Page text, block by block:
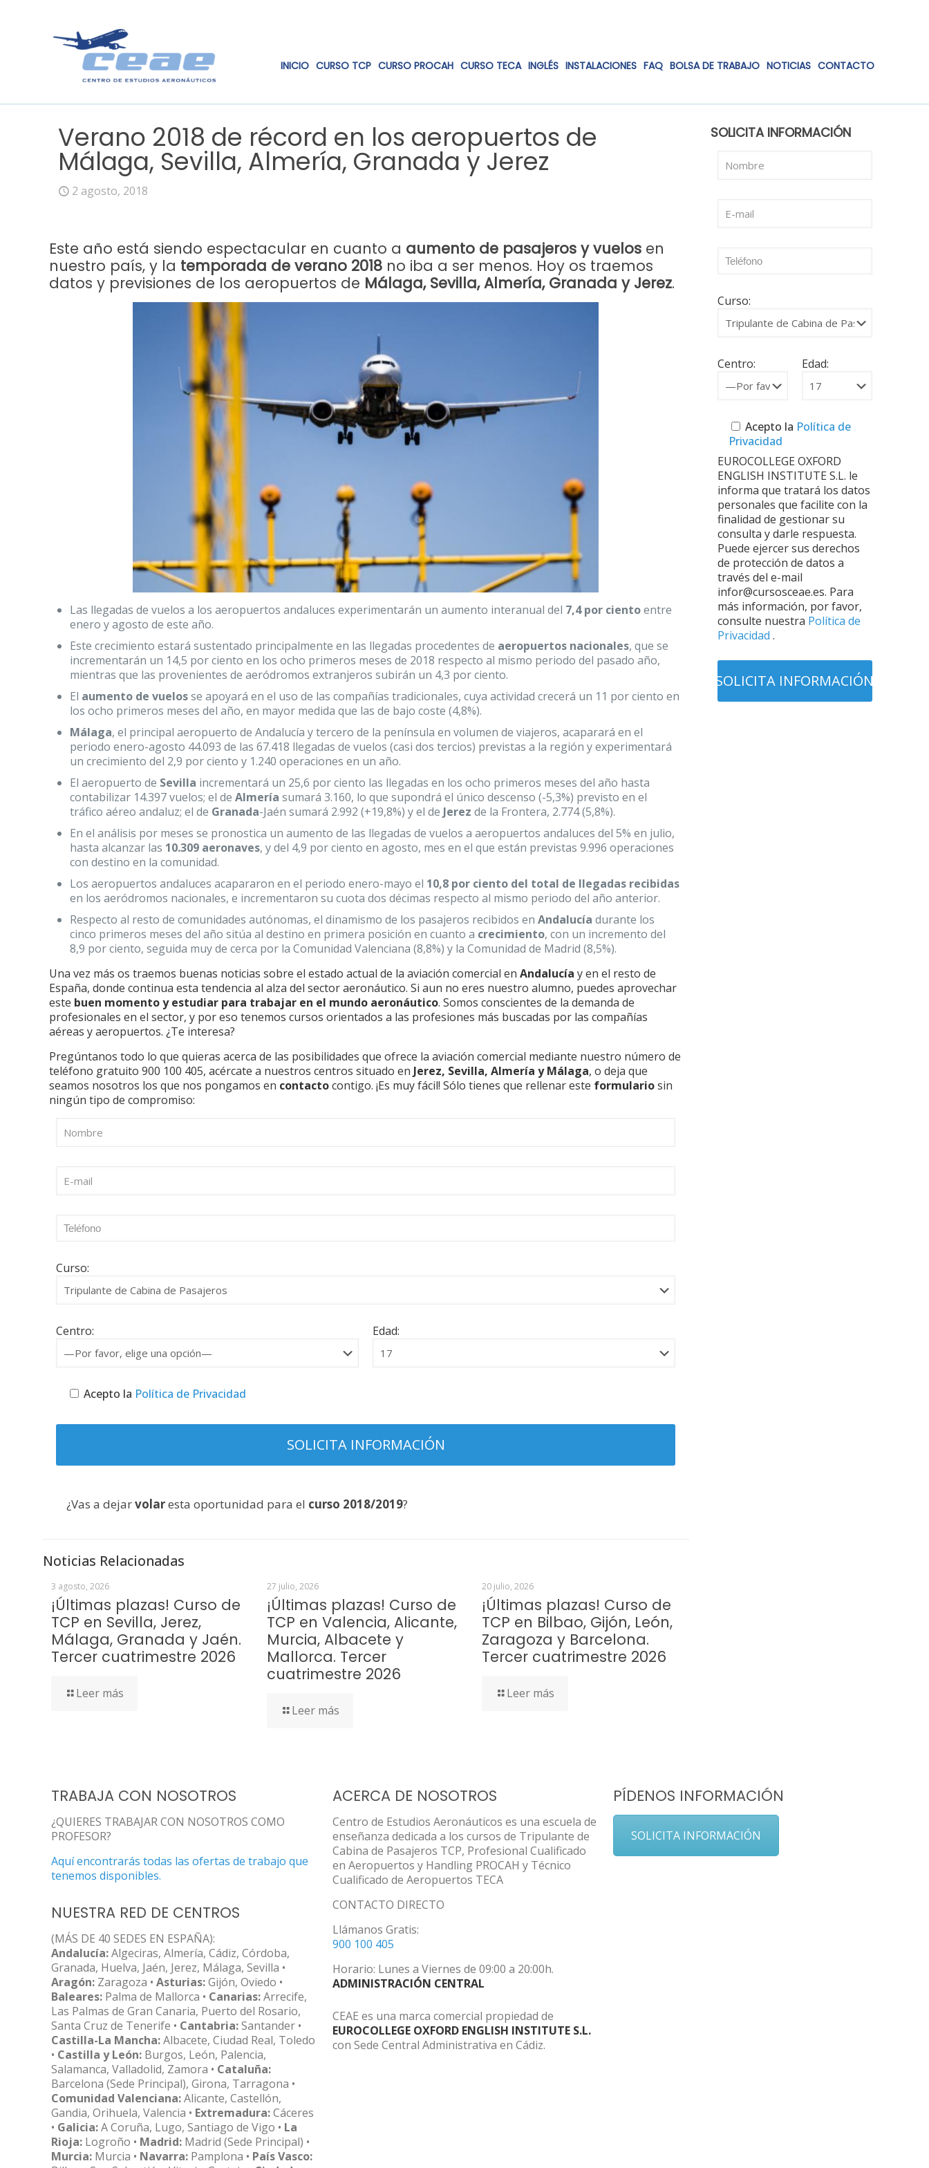
INICIO CURSO TCP CURSO PROCAH CURSO TECA INGLÉS INSTALACIONES FAQ BOLSA DE TRABAJO NOTICIAS CONTACTO
Verano 2018 de récord en los aeropuertos de
Málaga, Sevilla, Almería, Granada y Jerez
2 agosto, 2018
Este año está siendo espectacular en cuanto a aumento de pasajeros y vuelos en
nuestro país, y la temporada de verano 2018 no iba a ser menos. Hoy os traemos
datos y previsiones de los aeropuertos de Málaga, Sevilla, Almería, Granada y Jerez.
Las llegadas de vuelos a los aeropuertos andaluces experimentarán un aumento interanual del 7,4 por cientoentre
enero y agosto de este año.
Este crecimiento estará sustentado principalmente en las llegadas procedentes de aeropuertos nacionales, que se
incrementarán un 14,5 por ciento en los ocho primeros meses de 2018 respecto al mismo periodo del pasado año,
mientras que las provenientes de aeródromos extranjeros subirán un 4,3 por ciento.
El aumento de vuelosse apoyará en el uso de las compañías tradicionales, cuya actividad crecerá un 11 por ciento en
los ocho primeros meses del año, en mayor medida que las de bajo coste (4,8%).
Málaga, el principal aeropuerto de Andalucía y tercero de la península en volumen de viajeros, acaparará en el
periodo enero-agosto 44.093 de las 67.418 llegadas de vuelos (casi dos tercios) previstas a la región y experimentará
un crecimiento del 2,9 por ciento y 1.240 operaciones en un año.
El aeropuerto de Sevilla incrementará un 25,6 por ciento las llegadas en los ocho primeros meses del año hasta
contabilizar 14.397 vuelos; el deAlmería sumará 3.160, lo que supondrá el único descenso (-5,3%) previsto en el
tráfico aéreo andaluz; el de Granada-Jaén sumará 2.992 (+19,8%) y el de Jerez de la Frontera, 2.774 (5,8%).
En el análisis por meses se pronostica un aumento de las llegadas de vuelos a aeropuertos andaluces del 5% en julio,
hasta alcanzar las 10.309 aeronaves, y del 4,9 por ciento en agosto, mes en el que están previstas 9.996 operaciones
con destino en la comunidad.
Los aeropuertos andaluces acapararon en el periodo enero-mayo el 10,8 por ciento del total de llegadas recibidas
en los aeródromos nacionales, e incrementaron su cuota dos décimas respecto al mismo periodo del año anterior.
Respecto al resto de comunidades autónomas, el dinamismo de los pasajeros recibidos enAndalucía durante los
cinco primeros meses del año sitúa al destino en primera posición en cuanto a crecimiento, con un incremento del
8,9 por ciento, seguida muy de cerca por la Comunidad Valenciana (8,8%) y la Comunidad de Madrid (8,5%).
Una vez más os traemos buenas noticias sobre el estado actual de la aviación comercial enAndalucía y en el resto de
España, donde continua esta tendencia al alza del sector aeronáutico. Si aun no eres nuestro alumno, puedes aprovechar
este buen momento y estudiar para trabajar en el mundo aeronáutico. Somos conscientes de la demanda de
profesionales en el sector, y por eso tenemos cursos orientados a las profesiones más buscadas por las compañías
aéreas y aeropuertos. ¿Te interesa?
Pregúntanos todo lo que quieras acerca de las posibilidades que ofrece la aviación comercial mediante nuestro número de
teléfono gratuito 900 100 405, acércate a nuestros centros situado en Jerez, Sevilla, Almería y Málaga, o deja que
seamos nosotros los que nos pongamos en contactocontigo. ¡Es muy fácil! Sólo tienes que rellenar este formulariosin
ningún tipo de compromiso:
Curso:
Centro: Edad:
Acepto la Política de Privacidad
¿Vas a dejarvolaresta oportunidad para el curso 2018/2019?
Noticias Relacionadas
3 agosto, 2026
¡Últimas plazas! Curso de
TCP en Sevilla, Jerez,
Málaga, Granada y Jaén.
Tercer cuatrimestre 2026
Leer más
27 julio, 2026
¡Últimas plazas! Curso de
TCP en Valencia, Alicante,
Murcia, Albacete y
Mallorca. Tercer
cuatrimestre 2026
Leer más
20 julio, 2026
¡Últimas plazas! Curso de
TCP en Bilbao, Gijón, León,
Zaragoza y Barcelona.
Tercer cuatrimestre 2026
Leer más
SOLICITA INFORMACIÓN
Curso:
Centro: Edad:
Acepto la Política de
Privacidad
EUROCOLLEGE OXFORD
ENGLISH INSTITUTE S.L. le
informa que tratará los datos
personales que facilite con la
finalidad de gestionar su
consulta y darle respuesta.
Puede ejercer sus derechos
de protección de datos a
través del e-mail
infor@cursosceae.es. Para
más información, por favor,
consulte nuestra Política de
Privacidad .
TRABAJA CON NOSOTROS
¿QUIERES TRABAJAR CON NOSOTROS COMO
PROFESOR?
Aquí encontrarás todas las ofertas de trabajo que
tenemos disponibles.
NUESTRA RED DE CENTROS
(MÁS DE 40 SEDES EN ESPAÑA):
Andalucía:Algeciras, Almería, Cádiz, Córdoba,
Granada, Huelva, Jaén, Jerez, Málaga, Sevilla •
Aragón: Zaragoza • Asturias:Gijón, Oviedo •
Baleares: Palma de Mallorca • Canarias:Arrecife,
Las Palmas de Gran Canaria, Puerto del Rosario,
Santa Cruz de Tenerife • Cantabria:Santander •
Castilla-La Mancha:Albacete, Ciudad Real, Toledo
• Castilla y León: Burgos, León, Palencia,
Salamanca, Valladolid, Zamora • Cataluña:
Barcelona (Sede Principal), Girona, Tarragona •
Comunidad Valenciana:Alicante, Castellón,
Gandia, Orihuela, Valencia • Extremadura:Cáceres
• Galicia:A Coruña, Lugo, Santiago de Vigo • La
Rioja: Logroño • Madrid: Madrid (Sede Principal) •
Murcia: Murcia • Navarra: Pamplona • País Vasco:
ACERCA DE NOSOTROS
Centro de Estudios Aeronáuticos es una escuela de
enseñanza dedicada a los cursos de Tripulante de
Cabina de Pasajeros TCP, Profesional Cualificado
en Aeropuertos y Handling PROCAH y Técnico
Cualificado de Aeropuertos TECA
CONTACTO DIRECTO
Llámanos Gratis:
900 100 405
Horario: Lunes a Viernes de 09:00 a 20:00h.
ADMINISTRACIÓN CENTRAL
CEAE es una marca comercial propiedad de
EUROCOLLEGE OXFORD ENGLISH INSTITUTE S.L.
con Sede Central Administrativa en Cádiz.
PÍDENOS INFORMACIÓN
SOLICITA INFORMACIÓN